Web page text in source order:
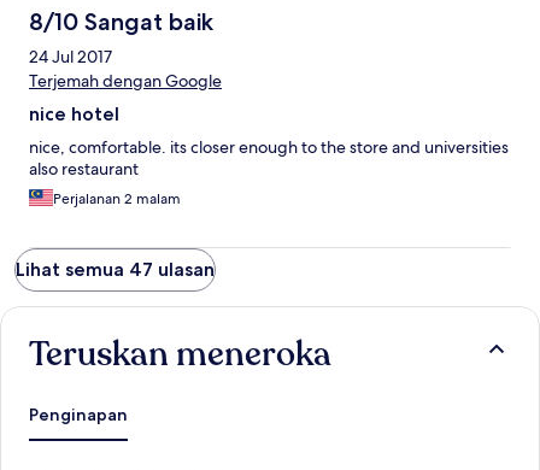
8/10 Sangat baik
24 Jul 2017
Terjemah dengan Google
nice hotel
nice, comfortable. its closer enough to the store and universities
also restaurant
Perjalanan 2 malam
Lihat semua 47 ulasan
Teruskan meneroka
Penginapan